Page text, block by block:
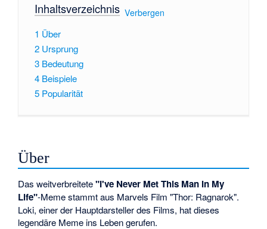
Inhaltsverzeichnis[ Verbergen
1 Über
2 Ursprung
3 Bedeutung
4 Beispiele
5 Popularität
Über
Das weitverbreitete"I've Never Met This Man In My
Life"-Meme stammt aus Marvels Film "Thor: Ragnarok".
Loki, einer der Hauptdarsteller des Films, hat dieses
legendäre Meme ins Leben gerufen.